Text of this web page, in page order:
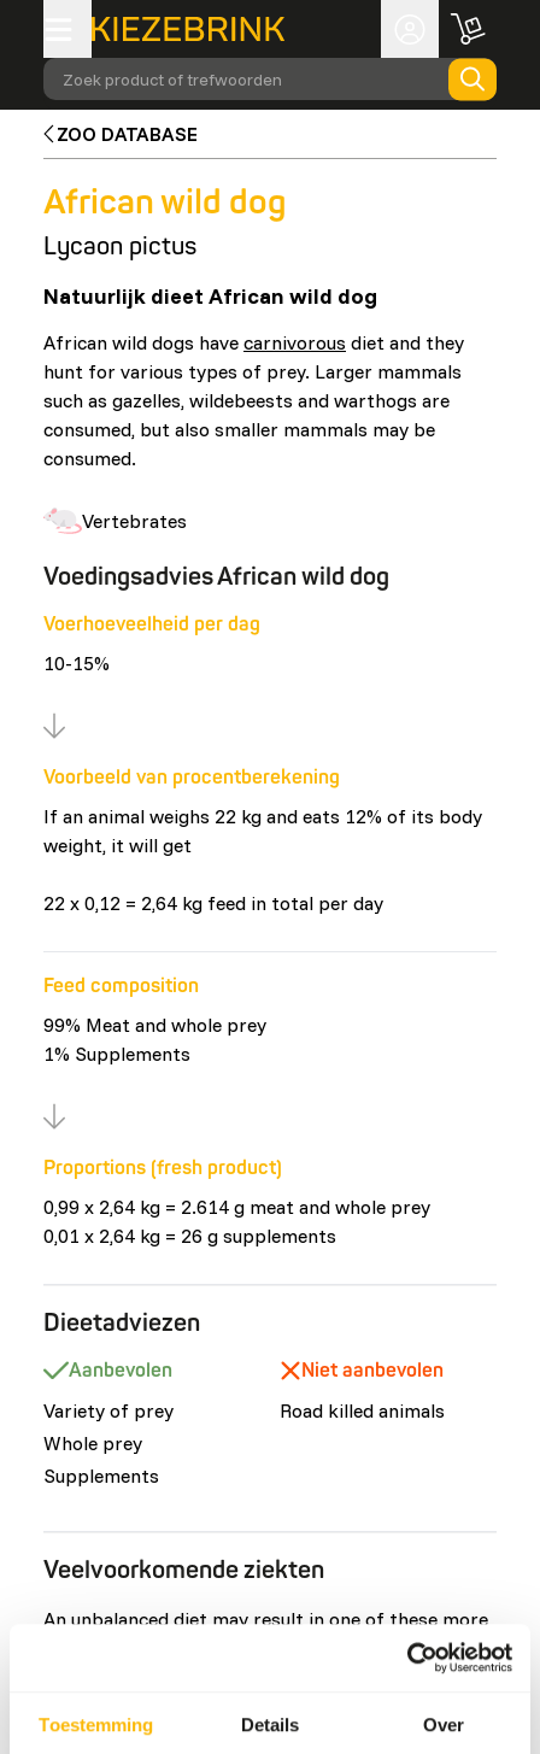
Toestemming Details Over
Zoek product of trefwoorden
ZOO DATABASE
African wild dog
Lycaon pictus
Natuurlijk dieet African wild dog
African wild dogs have carnivorous diet and they
hunt for various types of prey. Larger mammals
such as gazelles, wildebeests and warthogs are
consumed, but also smaller mammals may be
consumed.
Vertebrates
Voedingsadvies African wild dog
Voerhoeveelheid per dag
10-15%
Voorbeeld van procentberekening
If an animal weighs 22 kg and eats 12% of its body
weight, it will get
22 x 0,12 = 2,64 kg feed in total per day
Feed composition
99% Meat and whole prey
1% Supplements
Proportions (fresh product)
0,99 x 2,64 kg = 2.614 g meat and whole prey
0,01 x 2,64 kg = 26 g supplements
Dieetadviezen
Aanbevolen
Variety of prey
Whole prey
Supplements
Niet aanbevolen
Road killed animals
Veelvoorkomende ziekten
An unbalanced diet may result in one of these more
Diabetes